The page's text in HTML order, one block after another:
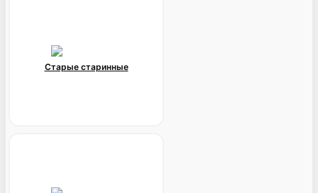
Старые старинные